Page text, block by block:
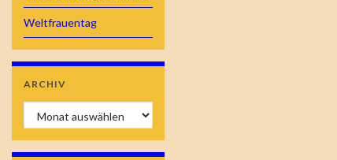
Weltfrauentag
ARCHIV
Archiv